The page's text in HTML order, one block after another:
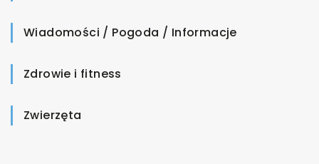
Wiadomości / Pogoda / Informacje
Zdrowie i fitness
Zwierzęta